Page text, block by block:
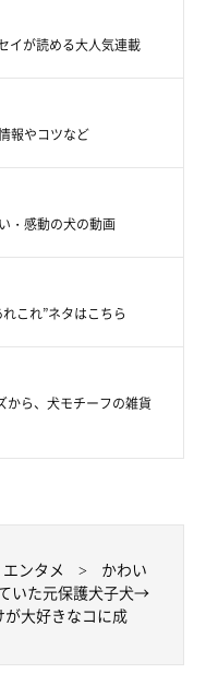
イが読める大人気連載
報やコツなど
・感動の犬の動画
これ”ネタはこちら
から、犬モチーフの雑貨
エンタメ
かわい
いた元保護犬子犬→
大好きなコに成